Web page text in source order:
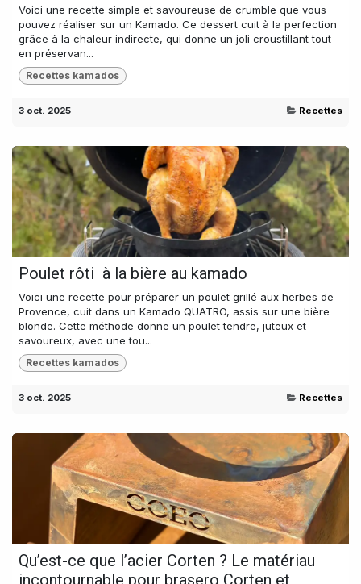
Voici une recette simple et savoureuse de crumble que vous
pouvez réaliser sur un Kamado. Ce dessert cuit à la perfection
grâce à la chaleur indirecte, qui donne un joli croustillant tout
en préservan...
Recettes kamados
3 oct. 2025 Recettes
Poulet rôti à la bière au kamado
Voici une recette pour préparer un poulet grillé aux herbes de
Provence, cuit dans un Kamado QUATRO, assis sur une bière
blonde. Cette méthode donne un poulet tendre, juteux et
savoureux, avec une tou...
Recettes kamados
3 oct. 2025 Recettes
Qu’est-ce que l’acier Corten ? Le matériau